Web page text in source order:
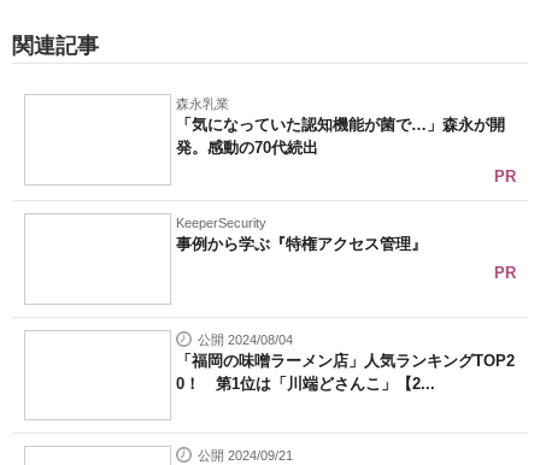
関連記事
森永乳業
「気になっていた認知機能が菌で…」森永が開
発。感動の70代続出
PR
KeeperSecurity
事例から学ぶ『特権アクセス管理』
PR
公開 2024/08/04
「福岡の味噌ラーメン店」人気ランキングTOP2
0！ 第1位は「川端どさんこ」【2...
公開 2024/09/21